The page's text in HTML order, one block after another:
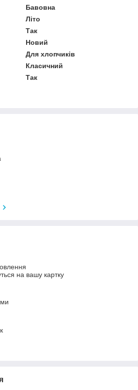
Бавовна
Літо
Так
Новий
Для хлопчиків
Класичний
Так
на вашу картку